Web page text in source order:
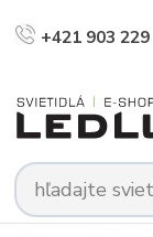
+421 903